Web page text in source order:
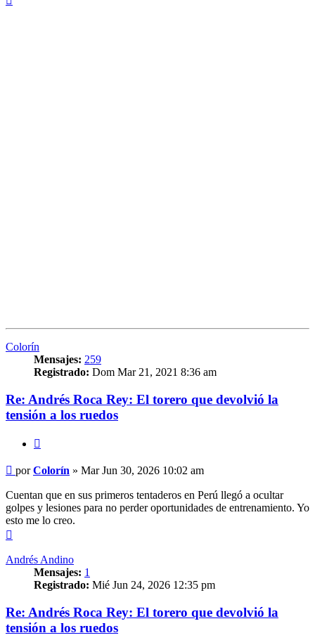
Colorín
Mensajes: 259
Registrado: Dom Mar 21, 2021 8:36 am
Re: Andrés Roca Rey: El torero que devolvió la
tensión a los ruedos
Mensaje
porColorín » Mar Jun 30, 2026 10:02 am
Cuentan que en sus primeros tentaderos en Perú llegó a ocultar
golpes y lesiones para no perder oportunidades de entrenamiento. Yo
esto me lo creo.
Andrés Andino
Mensajes: 1
Registrado: Mié Jun 24, 2026 12:35 pm
Re: Andrés Roca Rey: El torero que devolvió la
tensión a los ruedos